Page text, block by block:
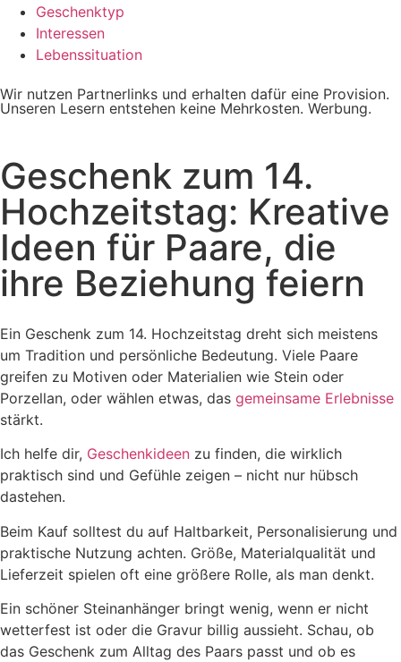
Geschenktyp
Interessen
Lebenssituation
Wir nutzen Partnerlinks und erhalten dafür eine Provision.
Unseren Lesern entstehen keine Mehrkosten. Werbung.
Geschenk zum 14.
Hochzeitstag: Kreative
Ideen für Paare, die
ihre Beziehung feiern
Ein Geschenk zum 14. Hochzeitstag dreht sich meistens
um Tradition und persönliche Bedeutung. Viele Paare
greifen zu Motiven oder Materialien wie Stein oder
Porzellan, oder wählen etwas, das gemeinsame Erlebnisse
stärkt.
Ich helfe dir, Geschenkideen zu finden, die wirklich
praktisch sind und Gefühle zeigen – nicht nur hübsch
dastehen.
Beim Kauf solltest du auf Haltbarkeit, Personalisierung und
praktische Nutzung achten. Größe, Materialqualität und
Lieferzeit spielen oft eine größere Rolle, als man denkt.
Ein schöner Steinanhänger bringt wenig, wenn er nicht
wetterfest ist oder die Gravur billig aussieht. Schau, ob
das Geschenk zum Alltag des Paars passt und ob es